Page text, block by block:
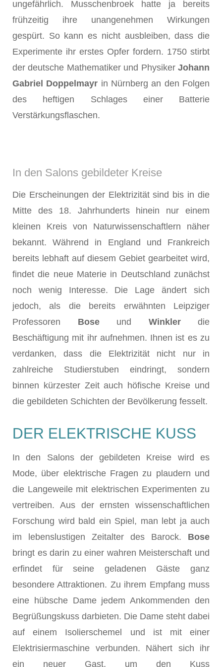
ungefährlich. Musschenbroek
hatte ja bereits
frühzeitig ihre unangenehmen Wirkungen
gespürt. So kann es nicht ausbleiben, dass die
Experimente ihr erstes Opfer fordern. 1750 stirbt
der deutsche Mathematiker und Physiker Johann
Gabriel Doppelmayr in Nürnberg an den Folgen
des heftigen Schlages einer Batterie
Verstärkungsflaschen.
In den Salons gebildeter Kreise
Die Erscheinungen der Elektrizität sind bis in die
Mitte des 18. Jahrhunderts hinein nur einem
kleinen Kreis von Naturwissenschaftlern näher
bekannt. Während in England und Frankreich
bereits lebhaft auf diesem Gebiet gearbeitet wird,
findet die neue Materie in Deutschland zunächst
noch wenig Interesse. Die Lage ändert sich
jedoch, als die bereits erwähnten Leipziger
Professoren Bose und Winkler
die
Beschäftigung mit ihr aufnehmen. Ihnen ist es zu
verdanken, dass die Elektrizität nicht nur in
zahlreiche Studierstuben eindringt, sondern
binnen kürzester Zeit auch höfische Kreise und
die gebildeten Schichten der Bevölkerung fesselt.
DER ELEKTRISCHE KUSS
In den Salons der gebildeten Kreise wird es
Mode, über elektrische Fragen zu plaudern und
die Langeweile mit elektrischen Experimenten zu
vertreiben. Aus der ernsten wissenschaftlichen
Forschung wird bald ein Spiel, man lebt ja auch
im lebenslustigen Zeitalter des Barock. Bose
bringt es darin zu einer wahren Meisterschaft und
erfindet für seine geladenen Gäste ganz
besondere Attrak­tionen. Zu ihrem Empfang muss
eine hübsche Dame jedem Ankommenden den
Begrüßungskuss darbieten. Die Dame steht dabei
auf einem Isolierschemel und ist mit einer
Elektrisiermaschine verbunden. Nähert sich ihr
ein neuer Gast, um den Kuss